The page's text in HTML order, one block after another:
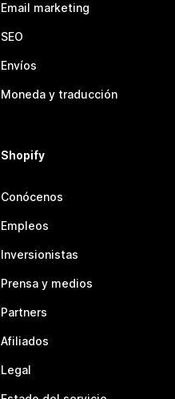
Email marketing
SEO
Envíos
Moneda y traducción
Shopify
Conócenos
Empleos
Inversionistas
Prensa y medios
Partners
Afiliados
Legal